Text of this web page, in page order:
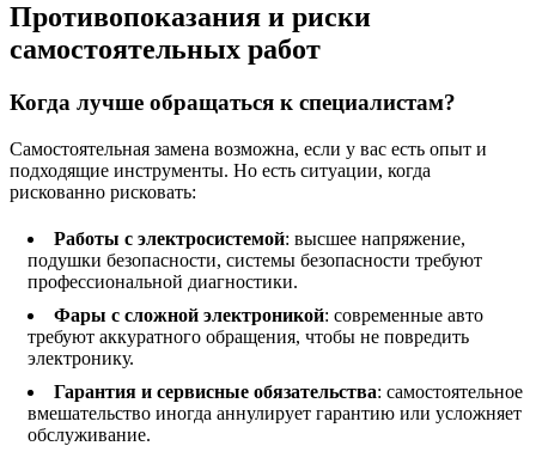
Противопоказания и риски
самостоятельных работ
Когда лучше обращаться к специалистам?
Самостоятельная замена возможна, если у вас есть опыт и
подходящие инструменты. Но есть ситуации, когда
рискованно рисковать:
Работы с электросистемой: высшее напряжение,
подушки безопасности, системы безопасности требуют
профессиональной диагностики.
Фары с сложной электроникой: современные авто
требуют аккуратного обращения, чтобы не повредить
электронику.
Гарантия и сервисные обязательства: самостоятельное
вмешательство иногда аннулирует гарантию или усложняет
обслуживание.